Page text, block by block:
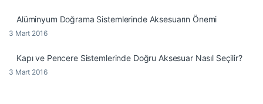
Alüminyum Doğrama Sistemlerinde Aksesuarın Önemi
3 Mart 2016
Kapı ve Pencere Sistemlerinde Doğru Aksesuar Nasıl Seçilir?
3 Mart 2016